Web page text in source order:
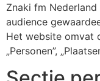
Znaki fm
audience
Het website omvat
„Personen”,